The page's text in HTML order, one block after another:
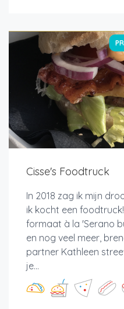
Cisse's Foodtruck
In 2018 zag ik mijn
ik kocht een
formaat à la 'Serano
en nog veel meer,
partner Kathleen
je...